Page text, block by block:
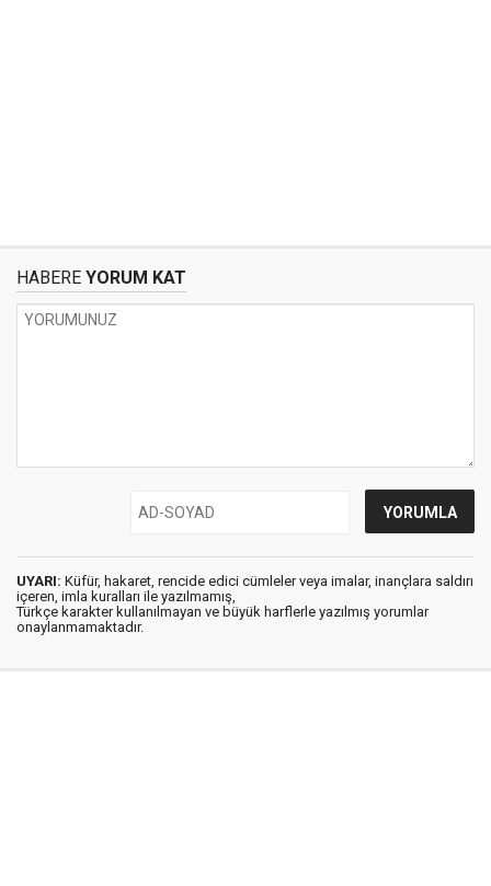
HABERE YORUM KAT
UYARI: Küfür, hakaret, rencide edici cümleler veya imalar, inançlara saldırı
içeren, imla kuralları ile yazılmamış,
Türkçe karakter kullanılmayan ve büyük harflerle yazılmış yorumlar
onaylanmamaktadır.